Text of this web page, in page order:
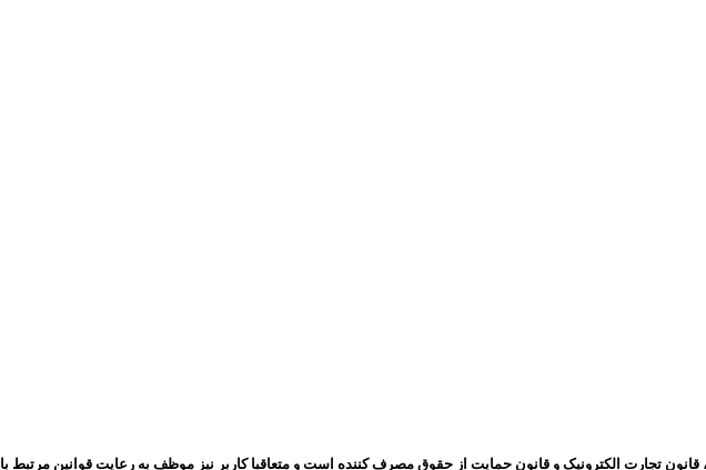
تجارت الکترونیک و قانون حمایت از حقوق مصرف کننده است و متعاقبا کاربر نیز موظف به رعایت قوانین مرتبط